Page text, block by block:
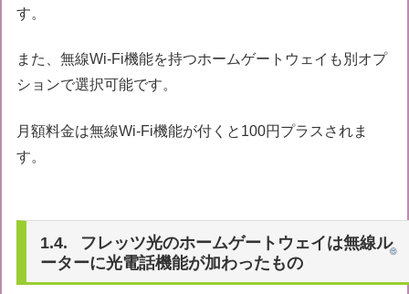
す。
また、無線Wi-Fi機能を持つホームゲートウェイも別オプ
ションで選択可能です。
月額料金は無線Wi-Fi機能が付くと100円プラスされま
す。
フレッツ光のホームゲートウェイは無線ル
ーターに光電話機能が加わったもの